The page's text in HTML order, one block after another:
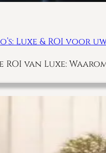
Luxe & ROI voor
ROI van Luxe: